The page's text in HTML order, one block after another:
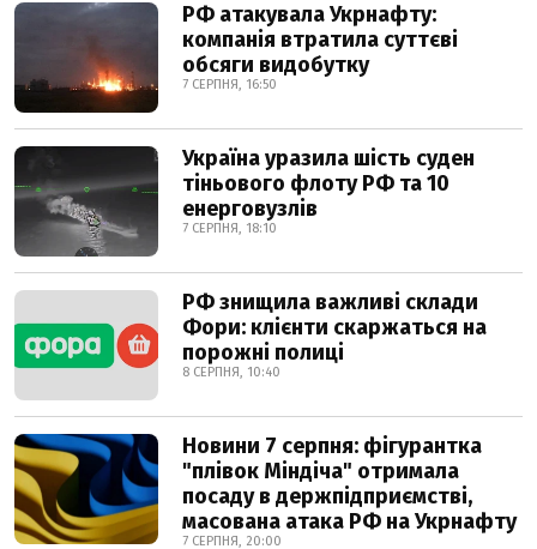
РФ атакувала Укрнафту:
компанія втратила суттєві
обсяги видобутку
7 СЕРПНЯ, 16:50
Україна уразила шість суден
тіньового флоту РФ та 10
енерговузлів
7 СЕРПНЯ, 18:10
РФ знищила важливі склади
Фори: клієнти скаржаться на
порожні полиці
8 СЕРПНЯ, 10:40
Новини 7 серпня: фігурантка
"плівок Міндіча" отримала
посаду в держпідприємстві,
масована атака РФ на Укрнафту
7 СЕРПНЯ, 20:00